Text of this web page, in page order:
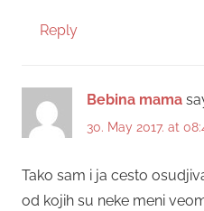
Reply
Bebina mama
30. May 2017. at
Tako sam i ja cesto
od kojih su neke meni